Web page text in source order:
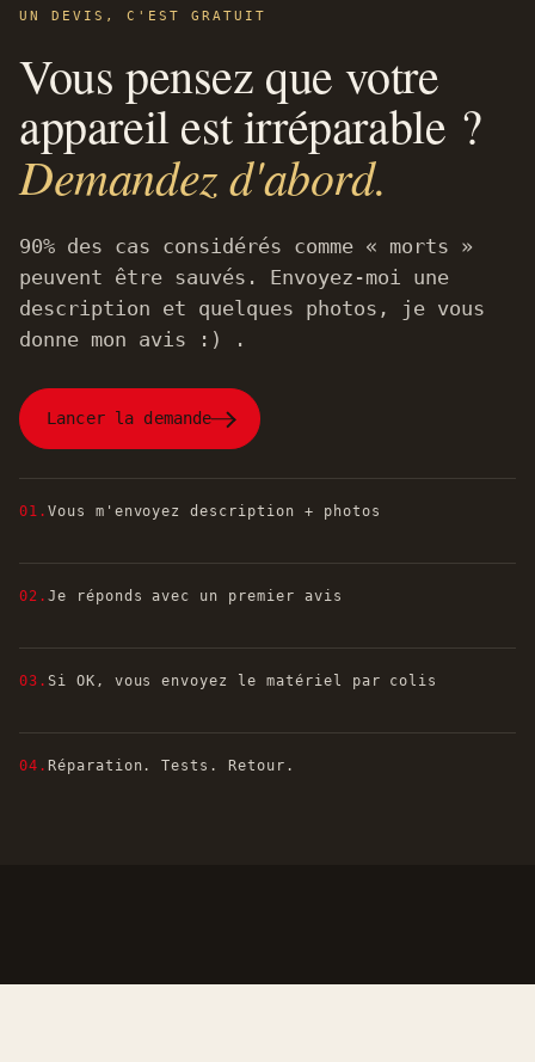
UN DEVIS, C'EST GRATUIT
Vous pensez que votre
appareil est irréparable ?
Demandez d'abord.
90% des cas considérés comme « morts »
peuvent être sauvés. Envoyez-moi une
description et quelques photos, je vous
donne mon avis :) .
Lancer la demande
01. Vous m'envoyez description + photos
02. Je réponds avec un premier avis
03. Si OK, vous envoyez le matériel par colis
04. Réparation. Tests. Retour.